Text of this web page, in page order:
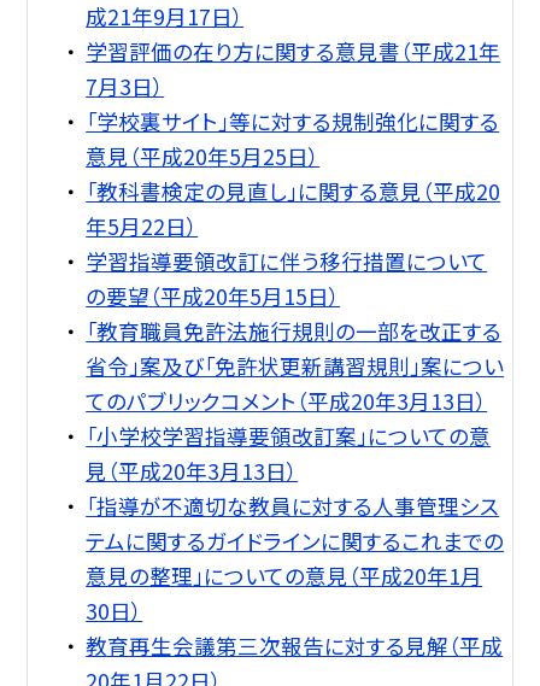
成21年9月17日）
学習評価の在り方に関する意見書（平成21年
7月3日）
「学校裏サイト」等に対する規制強化に関する
意見（平成20年5月25日）
「教科書検定の見直し」に関する意見（平成20
年5月22日）
学習指導要領改訂に伴う移行措置について
の要望（平成20年5月15日）
「教育職員免許法施行規則の一部を改正する
省令」案及び「免許状更新講習規則」案につい
てのパブリックコメント（平成20年3月13日）
「小学校学習指導要領改訂案」についての意
見（平成20年3月13日）
「指導が不適切な教員に対する人事管理シス
テムに関するガイドラインに関するこれまでの
意見の整理」についての意見（平成20年1月
30日）
教育再生会議第三次報告に対する見解（平成